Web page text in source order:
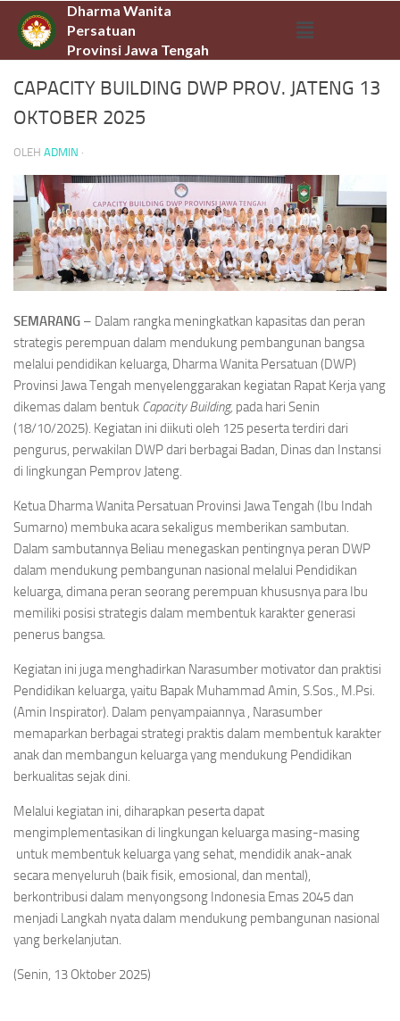
Dharma Wanita
Persatuan
Provinsi Jawa Tengah
BERITA
CAPACITY BUILDING DWP PROV. JATENG 13
OKTOBER 2025
OLEH ADMIN ·
SEMARANG – Dalam rangka meningkatkan kapasitas dan peran
strategis perempuan dalam mendukung pembangunan bangsa
melalui pendidikan keluarga, Dharma Wanita Persatuan (DWP)
Provinsi Jawa Tengah menyelenggarakan kegiatan Rapat Kerja yang
dikemas dalam bentuk Capacity Building, pada hari Senin
(18/10/2025). Kegiatan ini diikuti oleh 125 peserta terdiri dari
pengurus, perwakilan DWP dari berbagai Badan, Dinas dan Instansi
di lingkungan Pemprov Jateng.
Ketua Dharma Wanita Persatuan Provinsi Jawa Tengah (Ibu Indah
Sumarno) membuka acara sekaligus memberikan sambutan.
Dalam sambutannya Beliau menegaskan pentingnya peran DWP
dalam mendukung pembangunan nasional melalui Pendidikan
keluarga, dimana peran seorang perempuan khususnya para Ibu
memiliki posisi strategis dalam membentuk karakter generasi
penerus bangsa.
Kegiatan ini juga menghadirkan Narasumber motivator dan praktisi
Pendidikan keluarga, yaitu Bapak Muhammad Amin, S.Sos., M.Psi.
(Amin Inspirator). Dalam penyampaiannya , Narasumber
memaparkan berbagai strategi praktis dalam membentuk karakter
anak dan membangun keluarga yang mendukung Pendidikan
berkualitas sejak dini.
Melalui kegiatan ini, diharapkan peserta dapat
mengimplementasikan di lingkungan keluarga masing-masing
untuk membentuk keluarga yang sehat, mendidik anak-anak
secara menyeluruh (baik fisik, emosional, dan mental),
berkontribusi dalam menyongsong Indonesia Emas 2045 dan
menjadi Langkah nyata dalam mendukung pembangunan nasional
yang berkelanjutan.
(Senin, 13 Oktober 2025)